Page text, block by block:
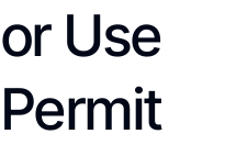
or Use
Permit